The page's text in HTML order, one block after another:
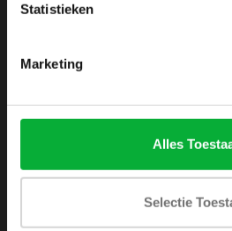
Statistieken
Marketing
Alles
Selectie
Disclaimer
Privacy Policy